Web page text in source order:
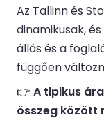
Az Tallinn és
dinamikusak,
állás és a
függően
👉 A tipikus
összeg között